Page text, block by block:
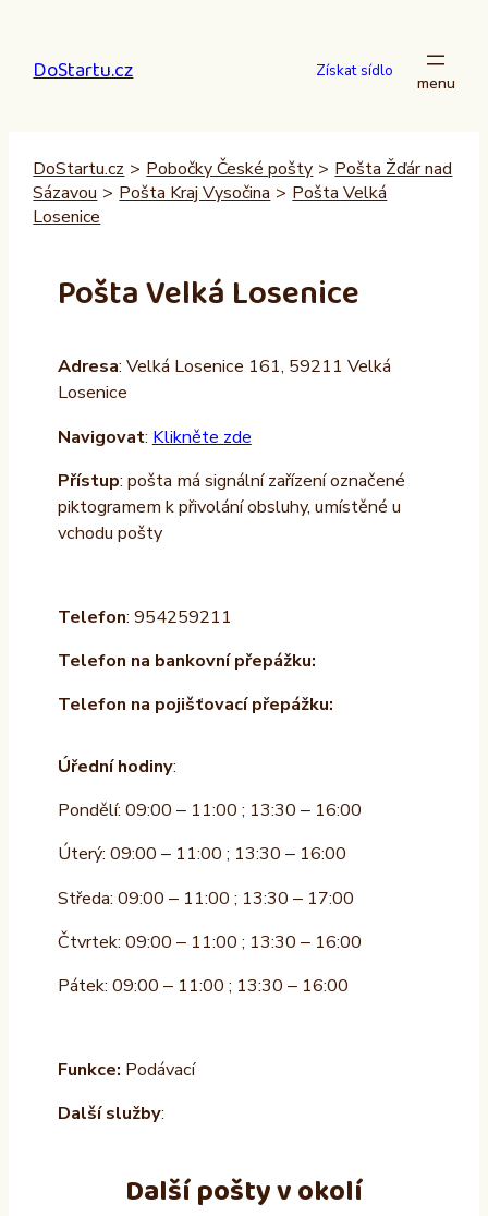
obsah
DoStartu.cz Získat sídlo
DoStartu.cz > Pobočky České pošty > Pošta Žďár nad
Sázavou > Pošta Kraj Vysočina > Pošta Velká
Losenice
Pošta Velká Losenice
Adresa: Velká Losenice 161, 59211 Velká
Losenice
Navigovat: Klikněte zde
Přístup: pošta má signální zařízení označené
piktogramem k přivolání obsluhy, umístěné u
vchodu pošty
Telefon: 954259211
Telefon na bankovní přepážku:
Telefon na pojišťovací přepážku:
Úřední hodiny:
Pondělí: 09:00 – 11:00 ; 13:30 – 16:00
Úterý: 09:00 – 11:00 ; 13:30 – 16:00
Středa: 09:00 – 11:00 ; 13:30 – 17:00
Čtvrtek: 09:00 – 11:00 ; 13:30 – 16:00
Pátek: 09:00 – 11:00 ; 13:30 – 16:00
Funkce: Podávací
Další služby:
Další pošty v okolí